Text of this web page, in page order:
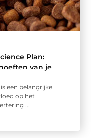
Plan:
van je
een belangrijke
op het
...